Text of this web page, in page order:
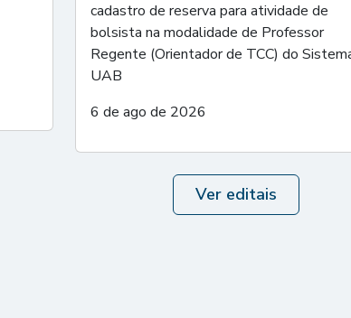
cadastro de reserva para atividade de
bolsista na modalidade de Professor
Regente (Orientador de TCC) do
UAB
6 de ago de 2026
Ver editais